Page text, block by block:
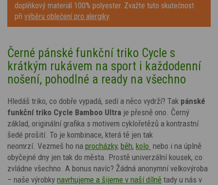
doplňkový materiál 100% polyester. Zvažte tuto skutečnost
při výběru oblečení pro alergiky.
Černé pánské funkční triko Cycle s
krátkým rukávem na sport i každodenní
nošení, pohodlné a ready na všechno
Hledáš triko, co dobře vypadá, sedí a něco vydrží? Tak pánské
funkční triko Cycle Bamboo Ultra je přesně ono. Černý
základ, originální grafika s motivem cyklořetězů a kontrastní
šedé prošití. To je kombinace, která tě jen tak
neomrzí. Vezmeš ho na procházky, běh, kolo nebo i na úplně
obyčejné dny jen tak do města. Prostě univerzální kousek, co
zvládne všechno. A bonus navíc? Žádná anonymní velkovýroba
– naše výrobky navrhujeme a šijeme v naší dílně tady u nás v